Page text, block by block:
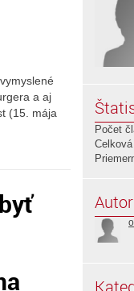
a aj
(15. mája
Počet